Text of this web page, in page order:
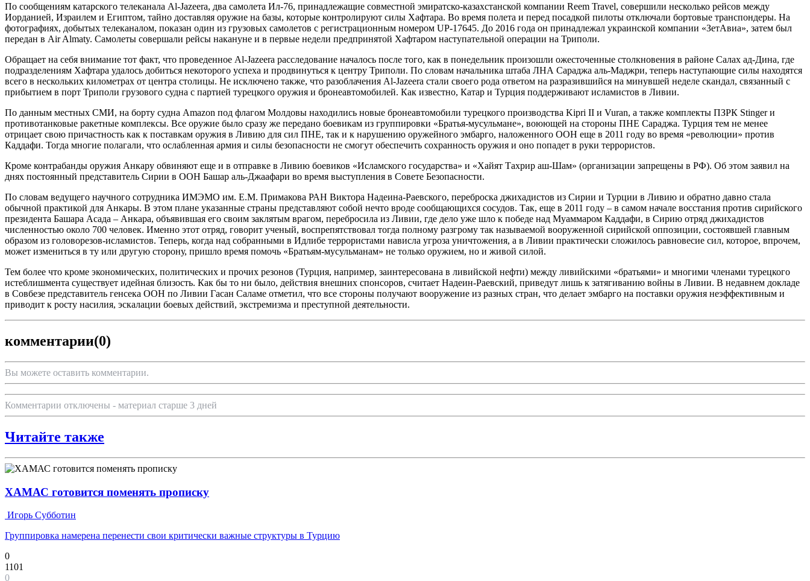
По сообщениям катарского телеканала Al-Jazeera, два самолета Ил-76, принадлежащие совместной эмиратско-казахстанской компании Reem Travel, совершили несколько рейсов между
Иорданией, Израилем и Египтом, тайно доставляя оружие на базы, которые контролируют силы Хафтара. Во время полета и перед посадкой пилоты отключали бортовые транспондеры. На
фотографиях, добытых телеканалом, показан один из грузовых самолетов с регистрационным номером UP-17645. До 2016 года он принадлежал украинской компании «ЗетАвиа», затем был
передан в Air Almaty. Самолеты совершали рейсы накануне и в первые недели предпринятой Хафтаром наступательной операции на Триполи.
Обращает на себя внимание тот факт, что проведенное Al-Jazeera расследование началось после того, как в понедельник произошли ожесточенные столкновения в районе Салах ад-Дина, где
подразделениям Хафтара удалось добиться некоторого успеха и продвинуться к центру Триполи. По словам начальника штаба ЛНА Сараджа аль-Маджри, теперь наступающие силы находятся
всего в нескольких километрах от центра столицы. Не исключено также, что разоблачения Al-Jazeera стали своего рода ответом на разразившийся на минувшей неделе скандал, связанный с
прибытием в порт Триполи грузового судна с партией турецкого оружия и бронеавтомобилей. Как известно, Катар и Турция поддерживают исламистов в Ливии.
По данным местных СМИ, на борту судна Amazon под флагом Молдовы находились новые бронеавтомобили турецкого производства Kipri II и Vuran, а также комплекты ПЗРК Stinger и
противотанковые ракетные комплексы. Все оружие было сразу же передано боевикам из группировки «Братья-мусульмане», воюющей на стороны ПНЕ Сараджа. Турция тем не менее
отрицает свою причастность как к поставкам оружия в Ливию для сил ПНЕ, так и к нарушению оружейного эмбарго, наложенного ООН еще в 2011 году во время «революции» против
Каддафи. Тогда многие полагали, что ослабленная армия и силы безопасности не смогут обеспечить сохранность оружия и оно попадет в руки террористов.
Кроме контрабанды оружия Анкару обвиняют еще и в отправке в Ливию боевиков «Исламского государства» и «Хайят Тахрир аш-Шам» (организации запрещены в РФ). Об этом заявил на
днях постоянный представитель Сирии в ООН Башар аль-Джаафари во время выступления в Совете Безопасности.
По словам ведущего научного сотрудника ИМЭМО им. Е.М. Примакова РАН Виктора Надеина-Раевского, переброска джихадистов из Сирии и Турции в Ливию и обратно давно стала
обычной практикой для Анкары. В этом плане указанные страны представляют собой нечто вроде сообщающихся сосудов. Так, еще в 2011 году – в самом начале восстания против сирийского
президента Башара Асада – Анкара, объявившая его своим заклятым врагом, перебросила из Ливии, где дело уже шло к победе над Муаммаром Каддафи, в Сирию отряд джихадистов
численностью около 700 человек. Именно этот отряд, говорит ученый, воспрепятствовал тогда полному разгрому так называемой вооруженной сирийской оппозиции, состоявшей главным
образом из головорезов-исламистов. Теперь, когда над собранными в Идлибе террористами нависла угроза уничтожения, а в Ливии практически сложилось равновесие сил, которое, впрочем,
может измениться в ту или другую сторону, пришло время помочь «Братьям-мусульманам» не только оружием, но и живой силой.
Тем более что кроме экономических, политических и прочих резонов (Турция, например, заинтересована в ливийской нефти) между ливийскими «братьями» и многими членами турецкого
истеблишмента существует идейная близость. Как бы то ни было, действия внешних спонсоров, считает Надеин-Раевский, приведут лишь к затягиванию войны в Ливии. В недавнем докладе
в Совбезе представитель генсека ООН по Ливии Гасан Саламе отметил, что все стороны получают вооружение из разных стран, что делает эмбарго на поставки оружия неэффективным и
приводит к росту насилия, эскалации боевых действий, экстремизма и преступной деятельности.
комментарии(0)
Вы можете оставить комментарии.
Комментарии отключены - материал старше 3 дней
Читайте также
ХАМАС готовится поменять прописку
Игорь Субботин
Группировка намерена перенести свои критически важные структуры в Турцию
0
1101
0